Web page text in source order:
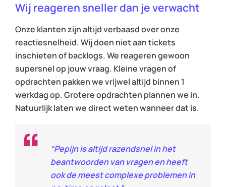
Wij reageren sneller dan je verwacht
Onze klanten zijn altijd verbaasd over onze
reactiesnelheid. Wij doen niet aan tickets
inschieten of backlogs. We reageren gewoon
supersnel op jouw vraag. Kleine vragen of
opdrachten pakken we vrijwel altijd binnen 1
werkdag op. Grotere opdrachten plannen we in.
Natuurlijk laten we direct weten wanneer dat is.
“Pepijn is altijd razendsnel in het
beantwoorden van vragen en heeft
ook de meest complexe problemen in